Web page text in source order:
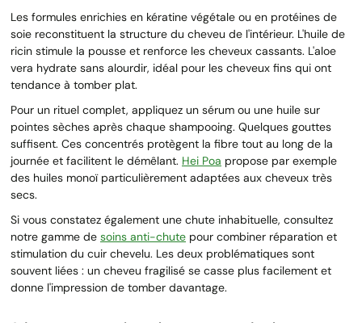
Les formules enrichies en kératine végétale ou en protéines de
soie reconstituent la structure du cheveu de l'intérieur. L'huile de
ricin stimule la pousse et renforce les cheveux cassants. L'aloe
vera hydrate sans alourdir, idéal pour les cheveux fins qui ont
tendance à tomber plat.
Pour un rituel complet, appliquez un sérum ou une huile sur
pointes sèches après chaque shampooing. Quelques gouttes
suffisent. Ces concentrés protègent la fibre tout au long de la
journée et facilitent le démêlant. Hei Poa propose par exemple
des huiles monoï particulièrement adaptées aux cheveux très
secs.
Si vous constatez également une chute inhabituelle, consultez
notre gamme de soins anti-chute pour combiner réparation et
stimulation du cuir chevelu. Les deux problématiques sont
souvent liées : un cheveu fragilisé se casse plus facilement et
donne l'impression de tomber davantage.